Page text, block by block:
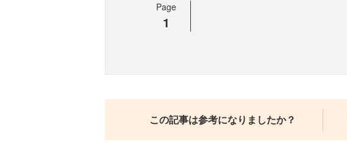
Page
1
この記事は参考になりましたか？